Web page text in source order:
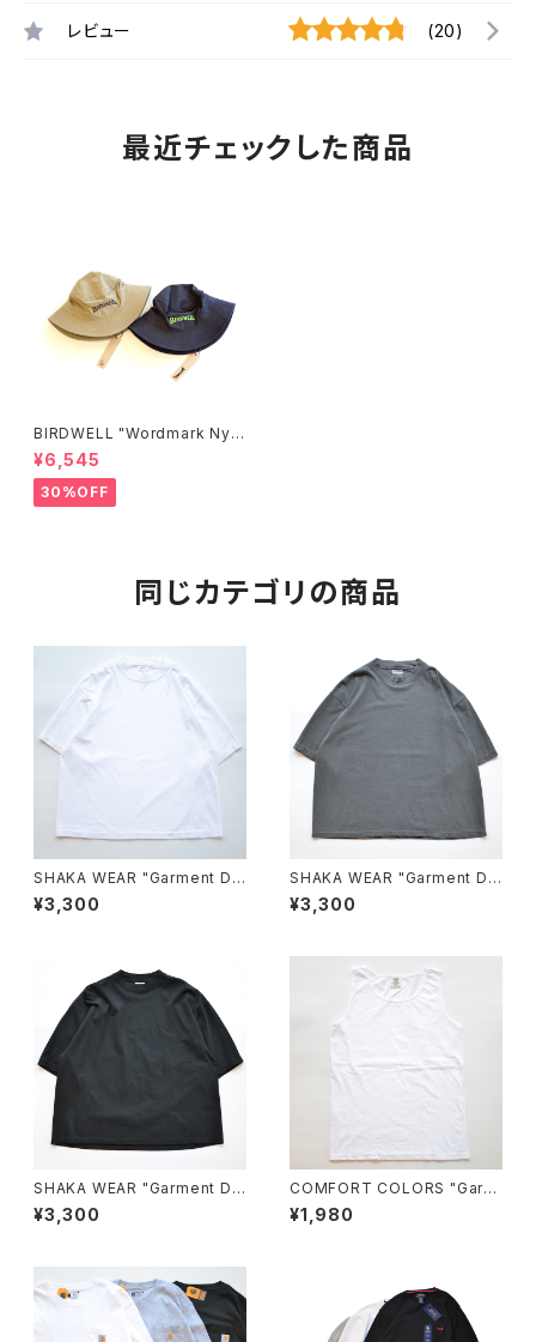
レビュー (20)
最近チェックした商品
BIRDWELL "Wordmark Nylo
n Bucket Hat"
¥6,545
30%OFF
同じカテゴリの商品
SHAKA WEAR "Garment Dy
e Drop Shoulder 7.5 OZ"
¥3,300
SHAKA WEAR "Garment Dy
e Drop Shoulder 7.5 OZ"
¥3,300
SHAKA WEAR "Garment Dy
e Drop Shoulder 7.5 OZ"
¥3,300
COMFORT COLORS "Garm
ent Dyed 6.1 oz Tank"
¥1,980